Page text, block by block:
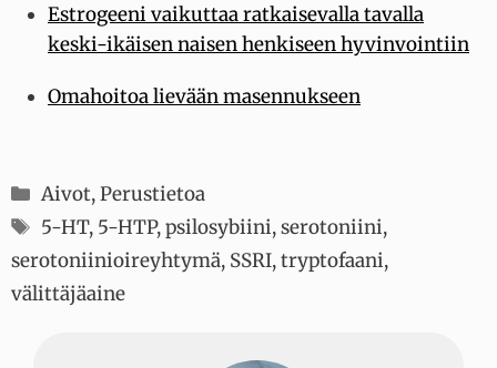
Estrogeeni vaikuttaa ratkaisevalla tavalla
keski-ikäisen naisen henkiseen hyvinvointiin
Omahoitoa lievään masennukseen
Kategoriat
Aivot,Perustietoa
Avainsanat
5-HT, 5-HTP,psilosybiini,serotoniini,
serotoniinioireyhtymä, SSRI,tryptofaani,
välittäjäaine